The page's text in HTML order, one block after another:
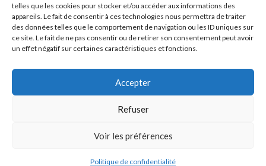
telles que les cookies pour stocker et/ou accéder aux informations des
appareils. Le fait de consentir à ces technologies nous permettra de traiter
des données telles que le comportement de navigation ou les ID uniques sur
ce site. Le fait de ne pas consentir ou de retirer son consentement peut avoir
un effet négatif sur certaines caractéristiques et fonctions.
Accepter
Refuser
Voir les préférences
Politique de confidentialité
RASHGUARDS RASHU :
PERFORMANCE ET STYLE POUR LES
PASSIONNÉS DE JIU-JITSU BRÉSILIEN
13 FÉVRIER 2025
Gi-Nogi.com - JJB, Jiu Jitsu Brésilien et Grappling